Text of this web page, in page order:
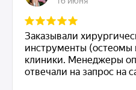
инструменты
Ортопедические
инструменты